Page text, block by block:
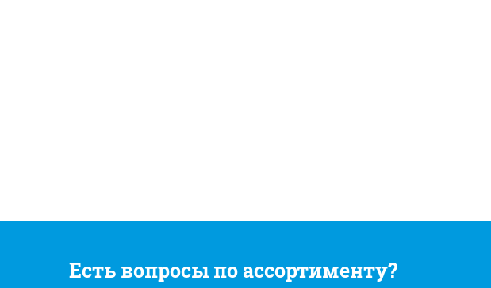
Есть вопросы по ассортименту?